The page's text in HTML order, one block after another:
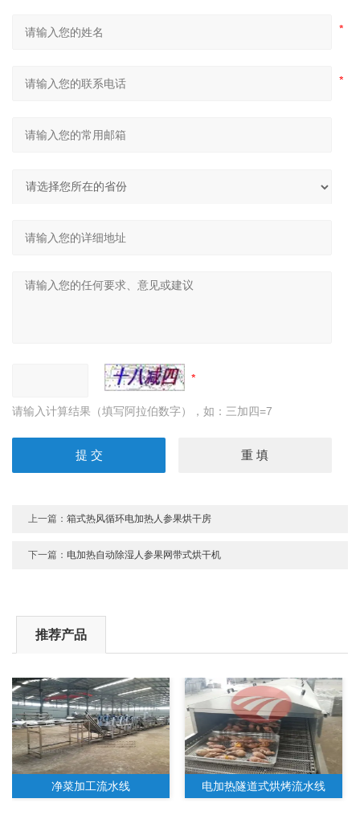
请输入计算结果（填写阿拉伯数字），如：三加四=7
上一篇：箱式热风循环电加热人参果烘干房
下一篇： 电加热自动除湿人参果网带式烘干机
推荐产品
净菜加工流水线 电加热隧道式烘烤流水线